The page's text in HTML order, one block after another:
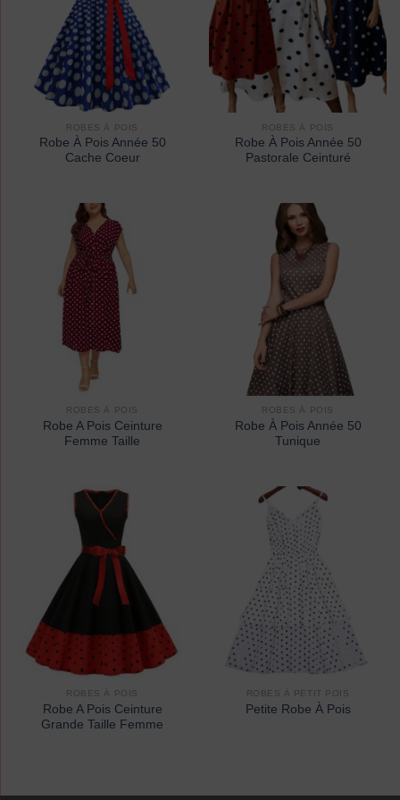
ROBES À POIS
Robe À Pois Année 50
Cache Coeur
ROBES À POIS
Robe À Pois Année 50
Pastorale Ceinturé
ROBES À POIS
Robe A Pois Ceinture
Femme Taille
ROBES À POIS
Robe À Pois Année 50
Tunique
ROBES À POIS
Robe A Pois Ceinture
Grande Taille Femme
ROBES À PETIT POIS
Petite Robe À Pois